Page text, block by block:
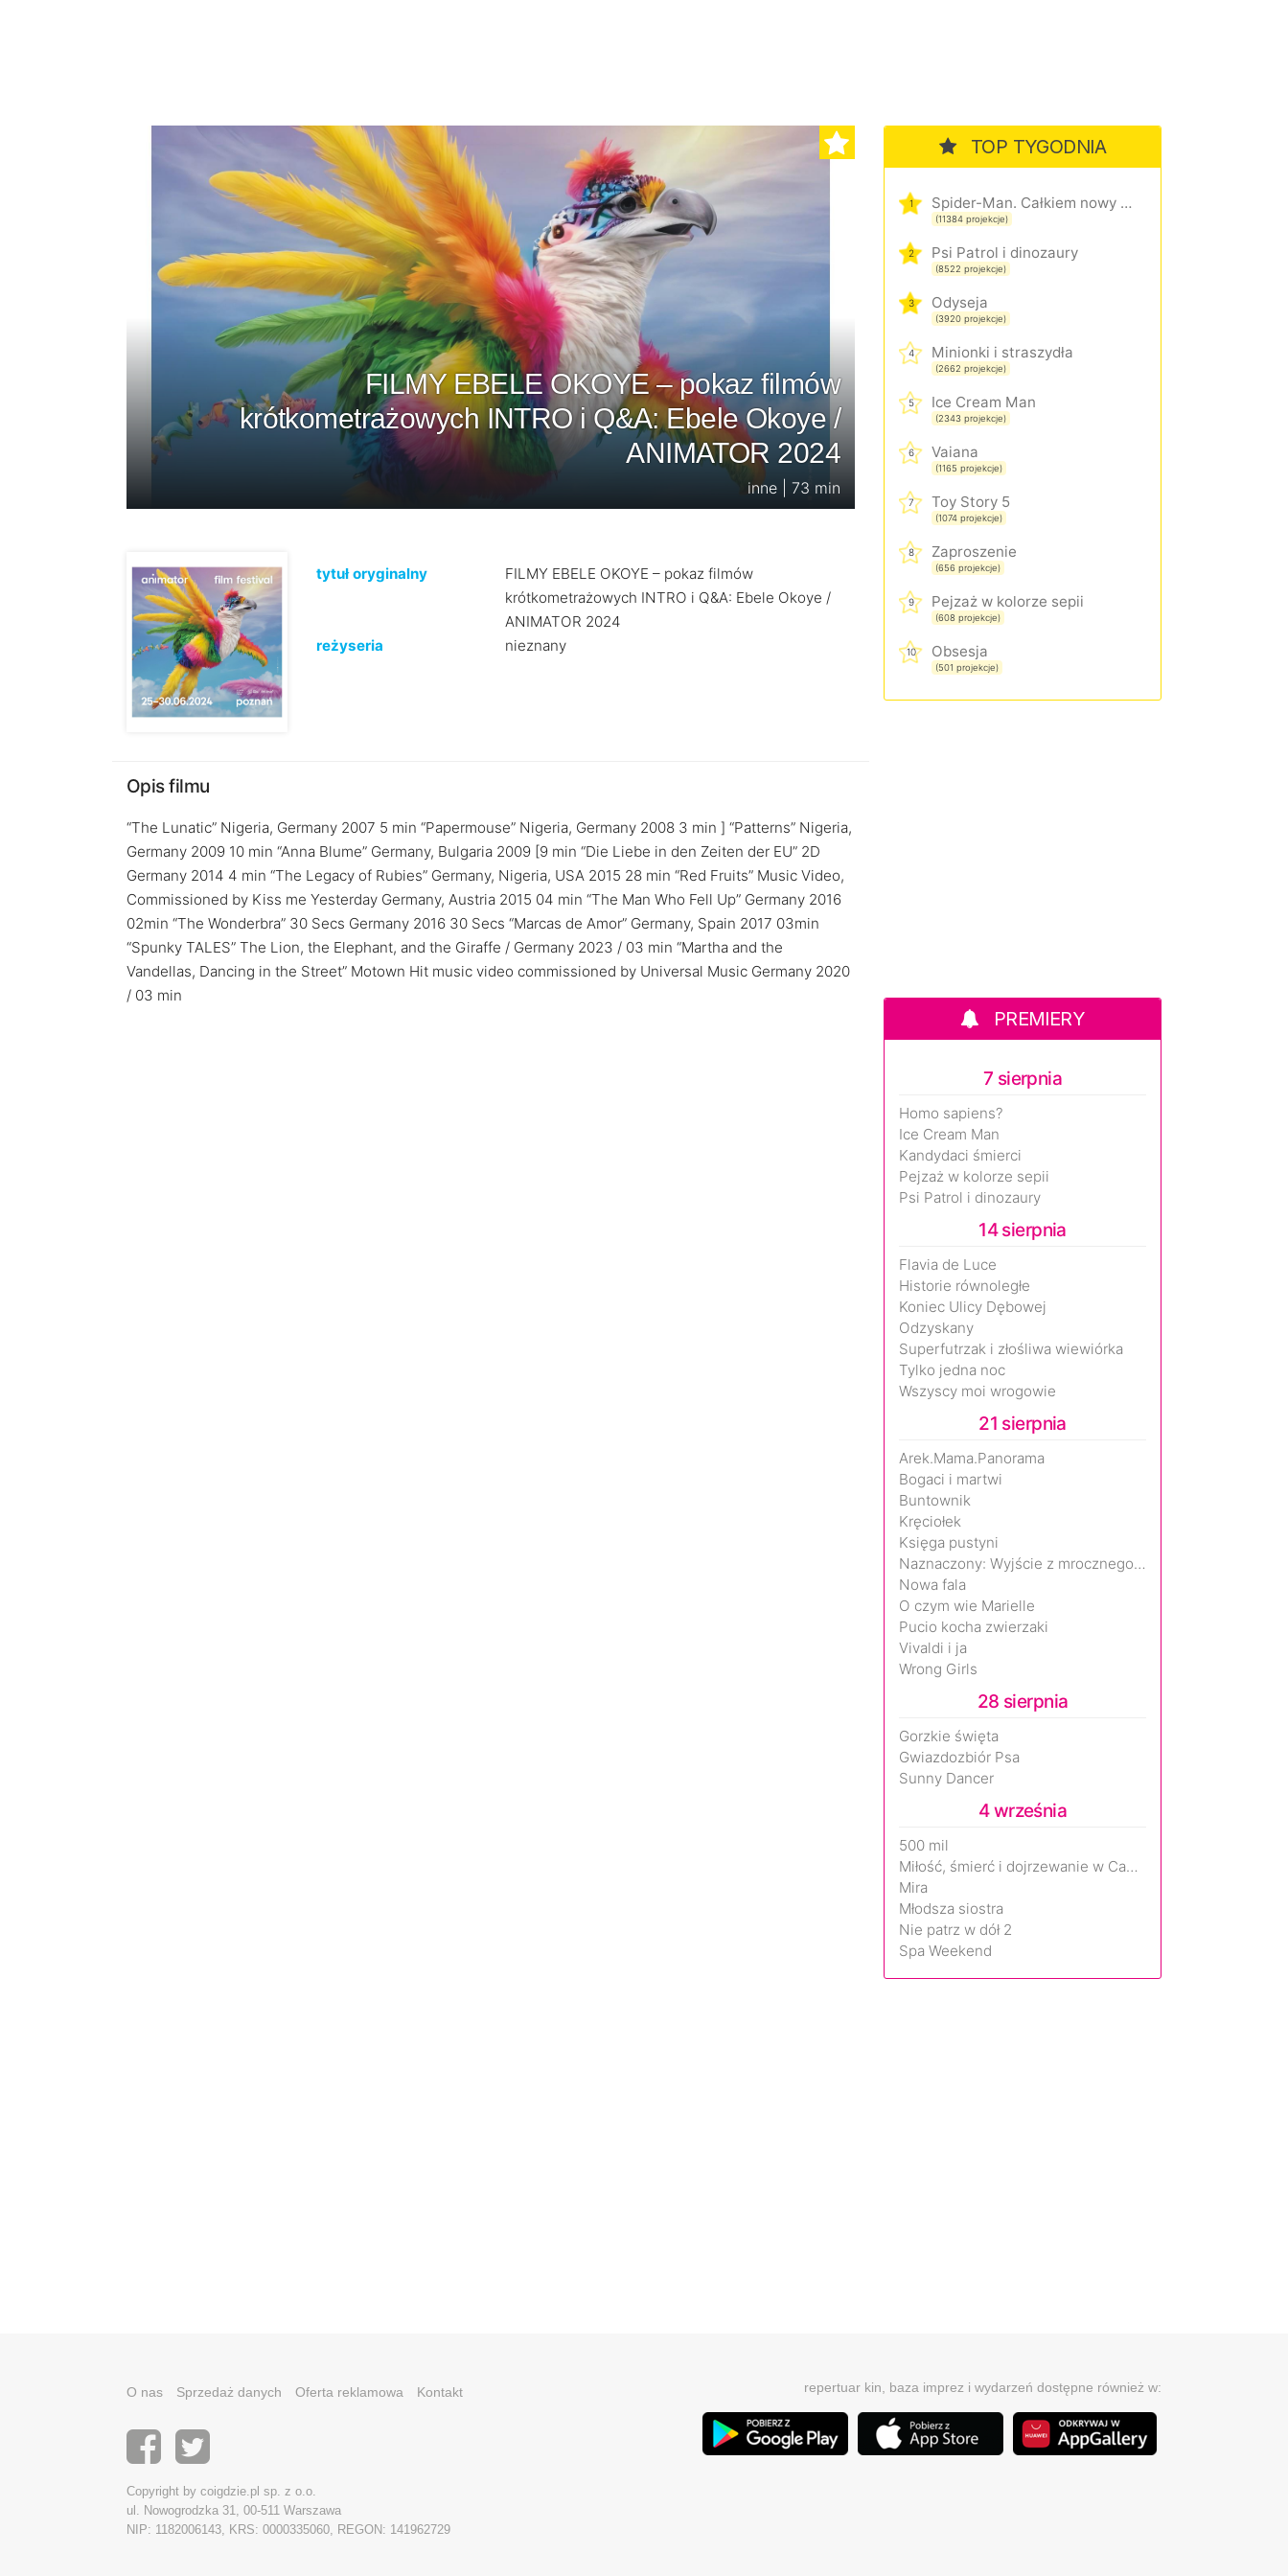
FILMY EBELE OKOYE – pokaz filmów
krótkometrażowych INTRO i Q&A: Ebele Okoye /
ANIMATOR 2024
inne | 73 min
tytuł oryginalny
FILMY EBELE OKOYE – pokaz filmów
krótkometrażowych INTRO i Q&A: Ebele Okoye /
ANIMATOR 2024
reżyseria
nieznany
Opis filmu
“The Lunatic” Nigeria, Germany 2007 5 min “Papermouse” Nigeria, Germany 2008 3 min ] “Patterns” Nigeria,
Germany 2009 10 min “Anna Blume” Germany, Bulgaria 2009 [9 min “Die Liebe in den Zeiten der EU” 2D
Germany 2014 4 min “The Legacy of Rubies” Germany, Nigeria, USA 2015 28 min “Red Fruits” Music Video,
Commissioned by Kiss me Yesterday Germany, Austria 2015 04 min “The Man Who Fell Up” Germany 2016
02min “The Wonderbra” 30 Secs Germany 2016 30 Secs “Marcas de Amor” Germany, Spain 2017 03min
“Spunky TALES” The Lion, the Elephant, and the Giraffe / Germany 2023 / 03 min “Martha and the
Vandellas, Dancing in the Street” Motown Hit music video commissioned by Universal Music Germany 2020
/ 03 min
TOP TYGODNIA
1 Spider-Man. Całkiem nowy dzień
(11384 projekcje)
2 Psi Patrol i dinozaury
(8522 projekcje)
3 Odyseja
(3920 projekcje)
4 Minionki i straszydła
(2662 projekcje)
5 Ice Cream Man
(2343 projekcje)
6 Vaiana
(1165 projekcje)
7 Toy Story 5
(1074 projekcje)
8 Zaproszenie
(656 projekcje)
9 Pejzaż w kolorze sepii
(608 projekcje)
10 Obsesja
(501 projekcje)
PREMIERY
7 sierpnia
Homo sapiens?
Ice Cream Man
Kandydaci śmierci
Pejzaż w kolorze sepii
Psi Patrol i dinozaury
14 sierpnia
Flavia de Luce
Historie równoległe
Koniec Ulicy Dębowej
Odzyskany
Superfutrzak i złośliwa wiewiórka
Tylko jedna noc
Wszyscy moi wrogowie
21 sierpnia
Arek.Mama.Panorama
Bogaci i martwi
Buntownik
Kręciołek
Księga pustyni
Naznaczony: Wyjście z mrocznego wymiaru
Nowa fala
O czym wie Marielle
Pucio kocha zwierzaki
Vivaldi i ja
Wrong Girls
28 sierpnia
Gorzkie święta
Gwiazdozbiór Psa
Sunny Dancer
4 września
500 mil
Miłość, śmierć i dojrzewanie w Camp Miasma
Mira
Młodsza siostra
Nie patrz w dół 2
Spa Weekend
O nas Sprzedaż danych Oferta reklamowa Kontakt
Copyright by coigdzie.pl sp. z o.o.
ul. Nowogrodzka 31, 00-511 Warszawa
NIP: 1182006143, KRS: 0000335060, REGON: 141962729
repertuar kin, baza imprez i wydarzeń dostępne również w: